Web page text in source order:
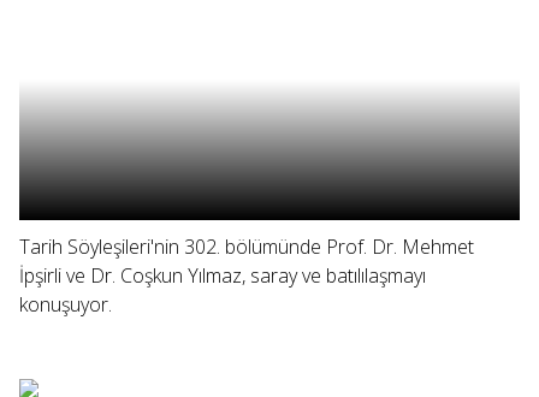
Tarih Söyleşileri'nin 302. bölümünde Prof. Dr. Mehmet
İpşirli ve Dr. Coşkun Yılmaz, saray ve batılılaşmayı
konuşuyor.